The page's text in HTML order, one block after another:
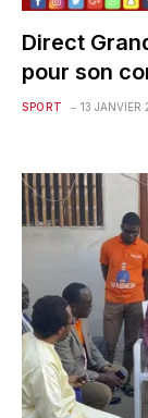
Direct
pour son
SPORT 13 JANVIER